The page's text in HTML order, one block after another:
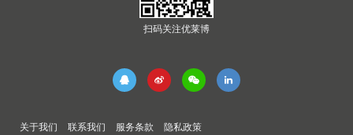
扫码关注优莱博
关于我们 联系我们 服务条款 隐私政策